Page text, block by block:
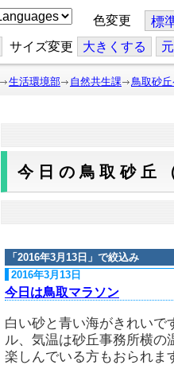
色変更 標
サイズ変更 大きくする 元
生活環境部 自然共生課 鳥取砂
今日の鳥取砂丘
「 2016年3月13日 」で絞込み
2016年3月13日
今日は鳥取マラソン
白い砂と青い海がきれいで
ル、気温は砂丘事務所横の
楽しんでいる方もおられま